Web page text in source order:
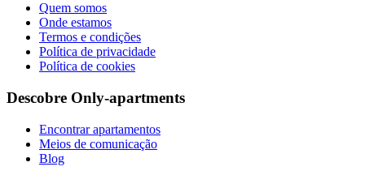
Quem somos
Onde estamos
Termos e condições
Política de privacidade
Política de cookies
Descobre Only-apartments
Encontrar apartamentos
Meios de comunicação
Blog